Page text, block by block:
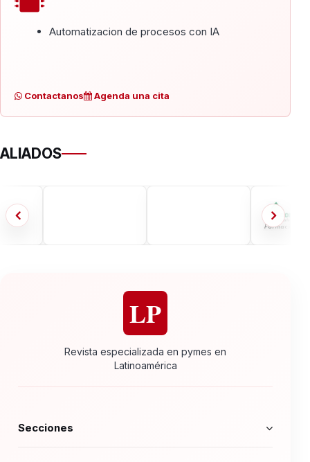
Automatizacion de procesos con IA
Contactanos Agenda una cita
ALIADOS
LP
Revista especializada en pymes en
Latinoamérica
Secciones